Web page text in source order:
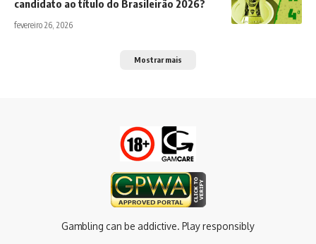
candidato ao título do Brasileirão 2026?
fevereiro 26, 2026
Mostrar mais
Gambling can be addictive. Play responsibly